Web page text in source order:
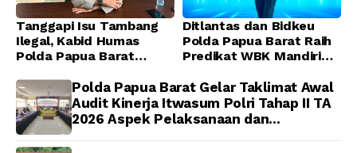
Tanggapi Isu Tambang
Ilegal, Kabid Humas
Polda Papua Barat
Toleransi bagi Oknum
Anggota
Ditlantas dan Bidkeu
Polda Papua Barat Raih
Predikat WBK Mandiri
Wujudkan Pelayanan
Bersih dan Berintegritas
Polda Papua Barat Gelar Taklimat Awal
Audit Kinerja Itwasum Polri Tahap II TA
2026 Aspek Pelaksanaan dan